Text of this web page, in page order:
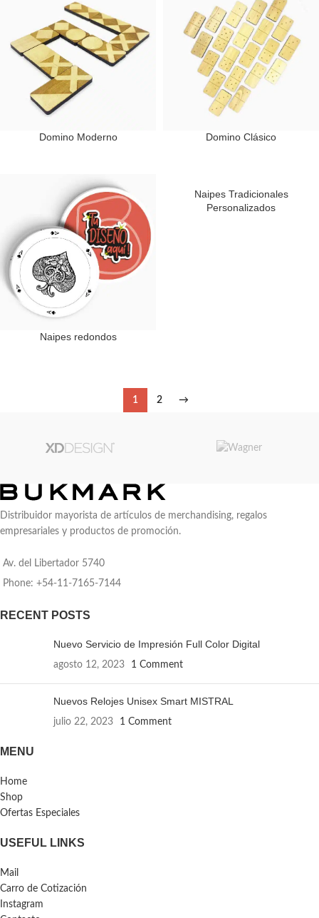
Domino Moderno Domino Clásico
Naipes redondos
Naipes Tradicionales
Personalizados
1 2 →
Distribuidor mayorista de artículos de merchandising, regalos
empresariales y productos de promoción.
Av. del Libertador 5740
Phone: +54-11-7165-7144
RECENT POSTS
Nuevo Servicio de Impresión Full Color Digital
agosto 12, 2023 1 Comment
Nuevos Relojes Unisex Smart MISTRAL
julio 22, 2023 1 Comment
MENU
Home
Shop
Ofertas Especiales
USEFUL LINKS
Mail
Carro de Cotización
Instagram